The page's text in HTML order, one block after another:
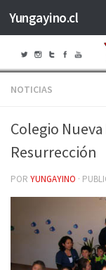
Saltar al
Yungayino.cl
NOTICIAS
Colegio
Resurrección
POR YUNGAYINO ·